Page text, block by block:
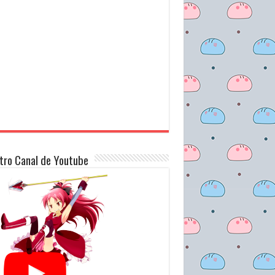
Canal de Youtube